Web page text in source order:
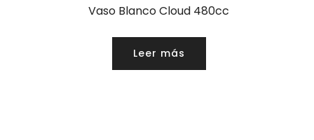
Vaso Blanco Cloud 480cc
Leer más